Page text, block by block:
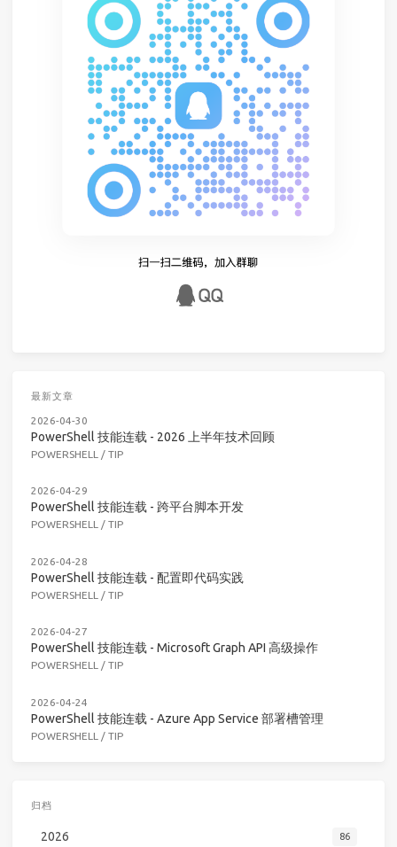
最新文章
2026-04-30
PowerShell 技能连载 - 2026 上半年技术回顾
POWERSHELL / TIP
2026-04-29
PowerShell 技能连载 - 跨平台脚本开发
POWERSHELL / TIP
2026-04-28
PowerShell 技能连载 - 配置即代码实践
POWERSHELL / TIP
2026-04-27
PowerShell 技能连载 - Microsoft Graph API 高级操作
POWERSHELL / TIP
2026-04-24
PowerShell 技能连载 - Azure App Service 部署槽管理
POWERSHELL / TIP
归档
2026 86